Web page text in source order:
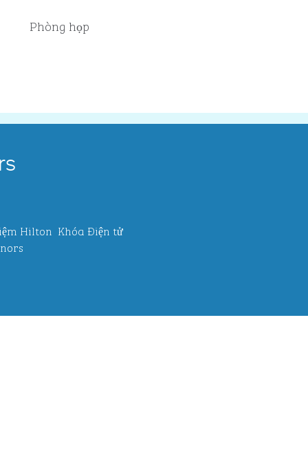
Phòng họp
Hilton Khóa Điện tử